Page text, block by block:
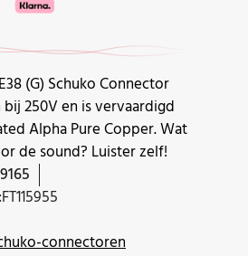
(G) Schuko Connector
bij 250V en is vervaardigd
Alpha Pure Copper. Wat
de sound? Luister zelf!
FT115955
connectoren